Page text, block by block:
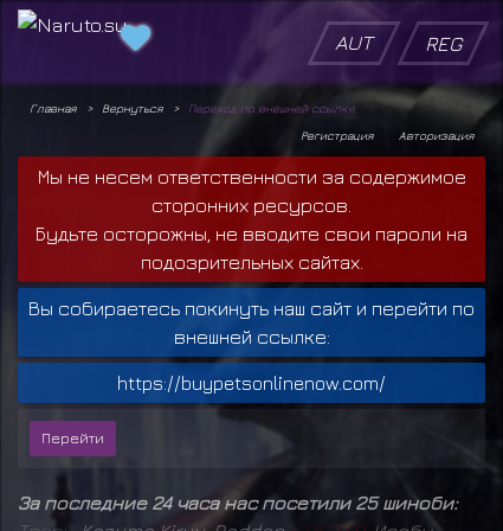
AUT REG
Главная Вернуться
Переход по внешней ссылке
Авторизация
Регистрация
Мы не несем ответственности за содержимое
сторонних ресурсов.
Будьте осторожны, не вводите свои пароли на
подозрительных сайтах.
Вы собираетесь покинуть наш сайт и перейти по
внешней ссылке:
https://buypetsonlinenow.com/
За последние 24 часа нас посетили 25 шиноби: